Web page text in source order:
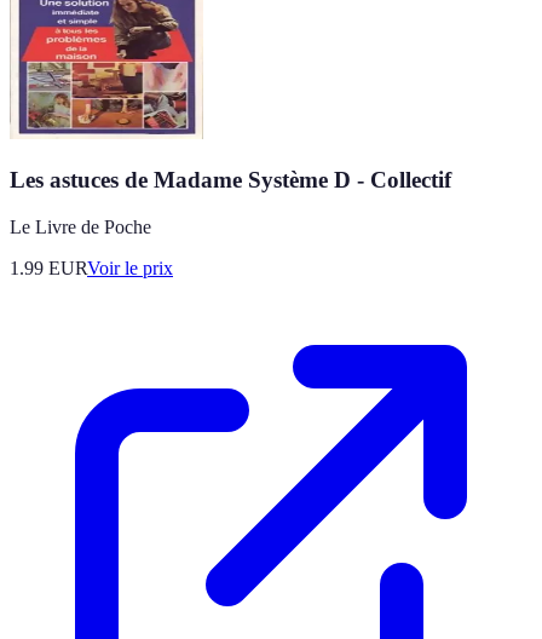
Les astuces de Madame Système D - Collectif
Le Livre de Poche
1.99 EURVoir le prix